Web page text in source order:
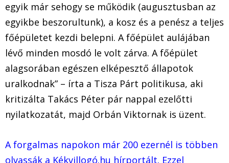
egyik már sehogy se működik (augusztusban az
egyikbe beszorultunk), a kosz és a penész a teljes
főépületet kezdi belepni. A főépület aulájában
lévő minden mosdó le volt zárva. A főépület
alagsorában egészen elképesztő állapotok
uralkodnak” – írta a Tisza Párt politikusa, aki
kritizálta Takács Péter pár nappal ezelőtti
nyilatkozatát, majd Orbán Viktornak is üzent.
A forgalmas napokon már 200 ezernél is többen
olvassák a Kékvillogó.hu hírportált. Ezzel